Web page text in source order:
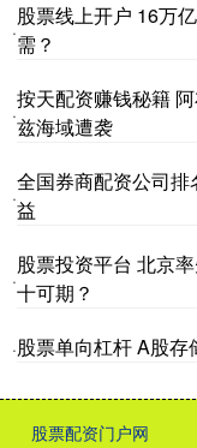
·
股票线上开户 16万
需？
·
按天配资赚钱秘籍
兹海域遭袭
·
全国券商配资公司
益
·
股票投资平台 北京
十可期？
·股票单向杠杆 A股
股票配资门户网